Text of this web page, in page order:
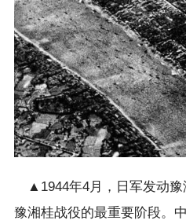
▲1944年4月，日军发动豫
豫湘桂战役的最重要阶段。